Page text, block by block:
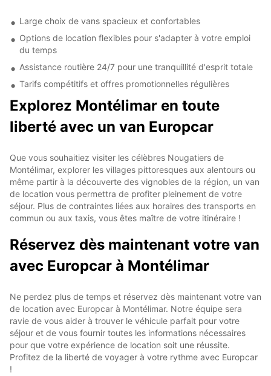
Large choix de vans spacieux et confortables
Options de location flexibles pour s'adapter à votre emploi
du temps
Assistance routière 24/7 pour une tranquillité d'esprit totale
Tarifs compétitifs et offres promotionnelles régulières
Explorez Montélimar en toute
liberté avec un van Europcar
Que vous souhaitiez visiter les célèbres Nougatiers de
Montélimar, explorer les villages pittoresques aux alentours ou
même partir à la découverte des vignobles de la région, un van
de location vous permettra de profiter pleinement de votre
séjour. Plus de contraintes liées aux horaires des transports en
commun ou aux taxis, vous êtes maître de votre itinéraire !
Réservez dès maintenant votre van
avec Europcar à Montélimar
Ne perdez plus de temps et réservez dès maintenant votre van
de location avec Europcar à Montélimar. Notre équipe sera
ravie de vous aider à trouver le véhicule parfait pour votre
séjour et de vous fournir toutes les informations nécessaires
pour que votre expérience de location soit une réussite.
Profitez de la liberté de voyager à votre rythme avec Europcar
!